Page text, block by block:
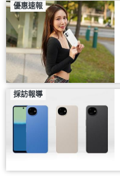
優惠速報
採訪報導